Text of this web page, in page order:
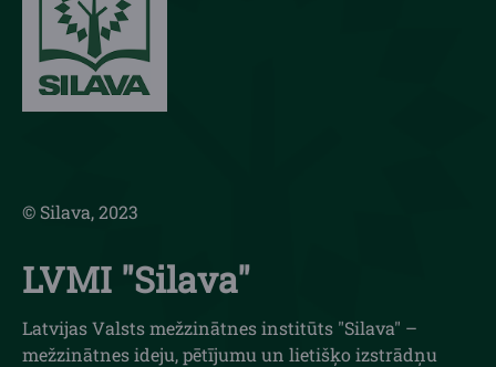
© Silava, 2023
LVMI "Silava"
Latvijas Valsts mežzinātnes institūts "Silava" –
mežzinātnes ideju, pētījumu un lietišķo izstrādņu